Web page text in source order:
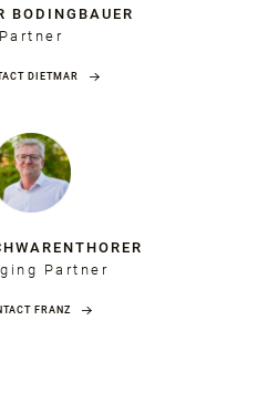
BODINGBAUER
Partner
DIETMAR
Partner
FRANZ